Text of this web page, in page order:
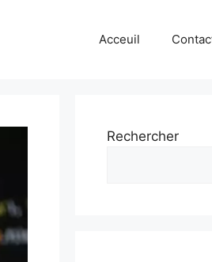
Acceuil
Rechercher